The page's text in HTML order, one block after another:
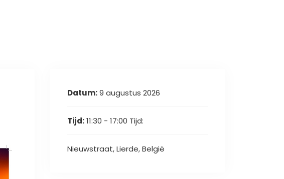
Datum:9 augustus 2026
Tijd:11:30 - 17:00 Tijd:
Nieuwstraat, Lierde, België